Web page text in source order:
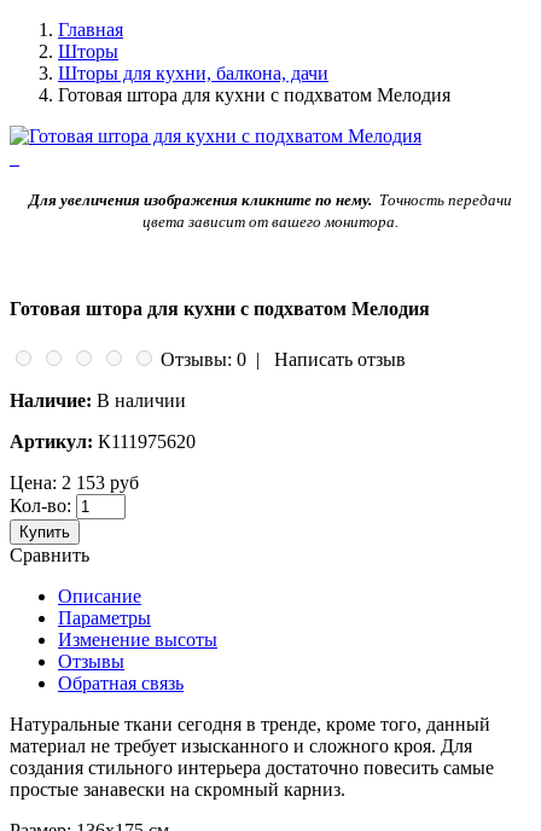
Главная
Шторы
Шторы для кухни, балкона, дачи
Готовая штора для кухни с подхватом Мелодия
Для увеличения изображения кликните по нему. Точность передачи
цвета зависит от вашего монитора.
Готовая штора для кухни с подхватом Мелодия
Отзывы: 0 | Написать отзыв
Наличие: В наличии
Артикул: К111975620
Цена: 2 153 руб
Кол-во:
Купить
Сравнить
Описание
Параметры
Изменение высоты
Отзывы
Обратная связь
Натуральные ткани сегодня в тренде, кроме того, данный
материал не требует изысканного и сложного кроя. Для
создания стильного интерьера достаточно повесить самые
простые занавески на скромный карниз.